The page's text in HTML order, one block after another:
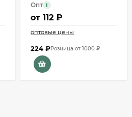
Опт i
от 112 ₽
оптовые цены
224 ₽Розница от 1000 ₽